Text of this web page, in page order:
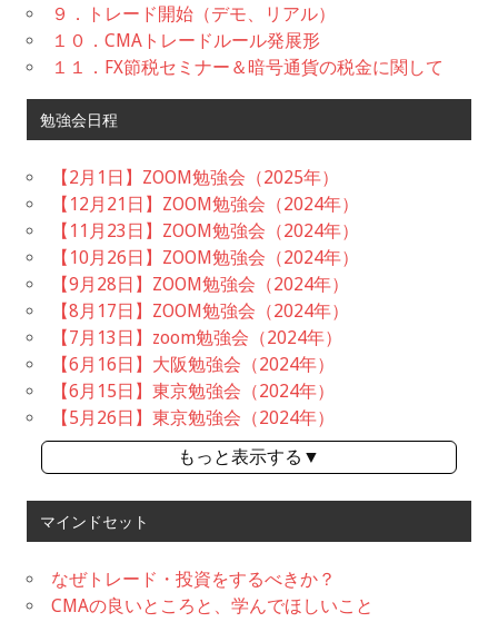
９．トレード開始（デモ、リアル）
１０．CMAトレードルール発展形
１１．FX節税セミナー＆暗号通貨の税金に関して
勉強会日程
【2月1日】ZOOM勉強会（2025年）
【12月21日】ZOOM勉強会（2024年）
【11月23日】ZOOM勉強会（2024年）
【10月26日】ZOOM勉強会（2024年）
【9月28日】ZOOM勉強会（2024年）
【8月17日】ZOOM勉強会（2024年）
【7月13日】zoom勉強会（2024年）
【6月16日】大阪勉強会（2024年）
【6月15日】東京勉強会（2024年）
【5月26日】東京勉強会（2024年）
もっと表示する▼
マインドセット
なぜトレード・投資をするべきか？
CMAの良いところと、学んでほしいこと